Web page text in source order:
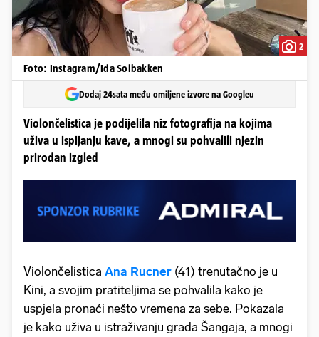
2
Foto: Instagram/Ida Solbakken
Dodaj 24sata među omiljene izvore na Googleu
Violončelistica je podijelila niz fotografija na kojima
uživa u ispijanju kave, a mnogi su pohvalili njezin
prirodan izgled
Violončelistica Ana Rucner (41) trenutačno je u
Kini, a svojim pratiteljima se pohvalila kako je
uspjela pronaći nešto vremena za sebe. Pokazala
je kako uživa u istraživanju grada Šangaja, a mnogi